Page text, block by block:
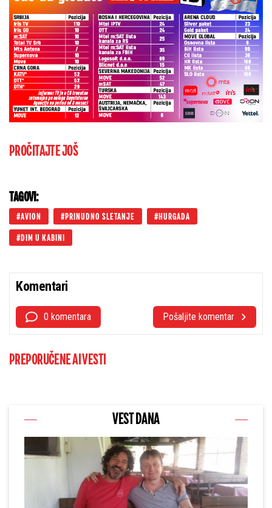
PROČITAJTE JOŠ
TAGOVI:
AVION PRINUDNO SLETANJE HURGADA
DIM U KABINI
Komentari
0 komentara Pošaljite komentar
PREPORUČENE AI VESTI
VEST DANA